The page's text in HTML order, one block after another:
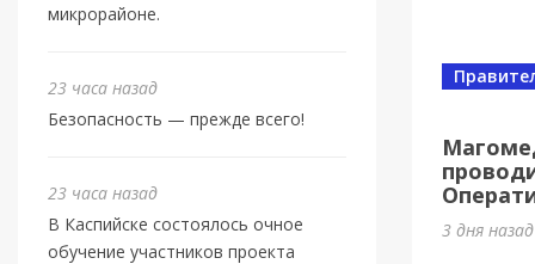
микрорайоне.
23 часа назад
Безопасность — прежде всего!
23 часа назад
В Каспийске состоялось очное
обучение участников проекта
3 дня